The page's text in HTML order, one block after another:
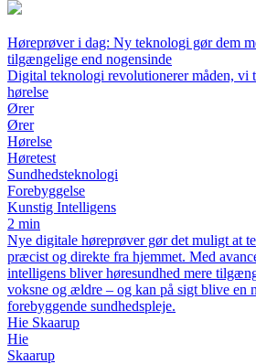
Høreprøver i dag: Ny teknologi gør dem
tilgængelige end nogensinde
Digital teknologi revolutionerer måden, vi
hørelse
Ører
Ører
Hørelse
Høretest
Sundhedsteknologi
Forebyggelse
Kunstig Intelligens
2 min
Nye digitale høreprøver gør det muligt at
præcist og direkte fra hjemmet. Med
intelligens bliver høresundhed mere
voksne og ældre – og kan på sigt blive en
forebyggende sundhedspleje.
Hie Skaarup
Hie
Skaarup